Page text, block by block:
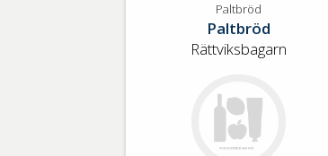
Paltbröd
Paltbröd
Rättviksbagarn